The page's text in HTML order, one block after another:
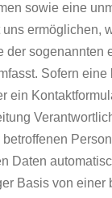
sowie eine
uns ermöglichen,
der sogenannten
Sofern eine
ein
Daten
Basis von einer